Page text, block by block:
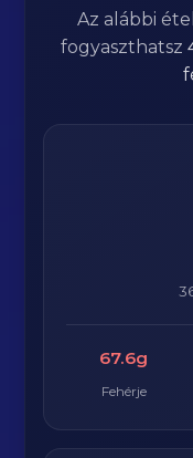
Az alábbi
fogyaszthatsz
67.6g
Fehérje